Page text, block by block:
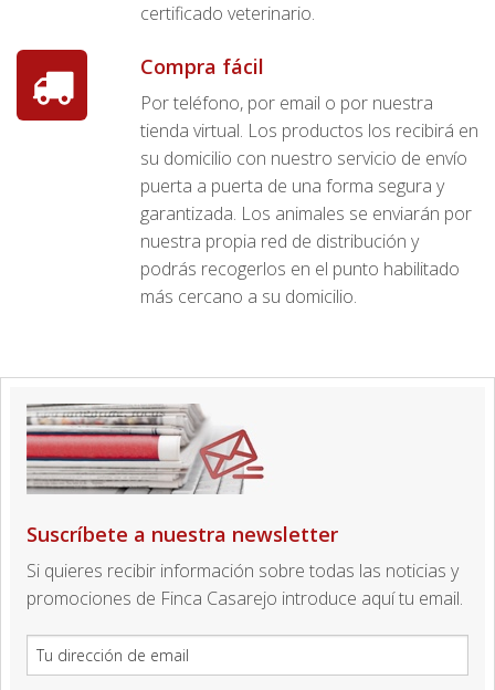
certificado veterinario.
Compra fácil
Por teléfono, por email o por nuestra
tienda virtual. Los productos los recibirá en
su domicilio con nuestro servicio de envío
puerta a puerta de una forma segura y
garantizada. Los animales se enviarán por
nuestra propia red de distribución y
podrás recogerlos en el punto habilitado
más cercano a su domicilio.
Suscríbete a nuestra newsletter
Si quieres recibir información sobre todas las noticias y
promociones de Finca Casarejo introduce aquí tu email.